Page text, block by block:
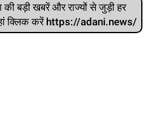
की बड़ी खबरें और राज्‍यों से जुड़ी हर
क्लिक करें https://adani.news/